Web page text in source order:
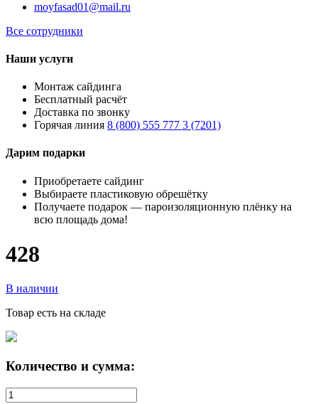
moyfasad01@mail.ru
Все сотрудники
Наши услуги
Монтаж сайдинга
Бесплатный расчёт
Доставка по звонку
Горячая линия 8 (800) 555 777 3 (7201)
Дарим подарки
Приобретаете сайдинг
Выбираете пластиковую обрешётку
Получаете подарок — пароизоляционную плёнку на
всю площадь дома!
428
В наличии
Товар есть на складе
Количество и сумма: